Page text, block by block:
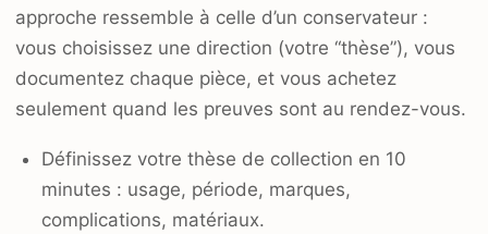
approche ressemble à celle d’un conservateur :
vous choisissez une direction (votre “thèse”), vous
documentez chaque pièce, et vous achetez
seulement quand les preuves sont au rendez-vous.
Définissez votre thèse de collection en 10
minutes : usage, période, marques,
complications, matériaux.